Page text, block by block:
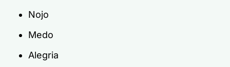
Nojo
Medo
Alegria